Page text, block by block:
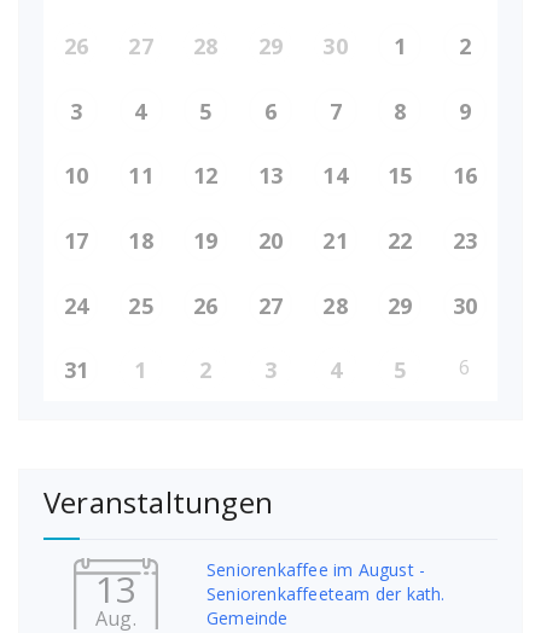
26 27 28 29 30 1 2
3 4 5 6 7 8 9
10 11 12 13 14 15 16
17 18 19 20 21 22 23
24 25 26 27 28 29 30
31 1 2 3 4 5 6
Veranstaltungen
13
Aug.
Seniorenkaffee im August -
Seniorenkaffeeteam der kath.
Gemeinde